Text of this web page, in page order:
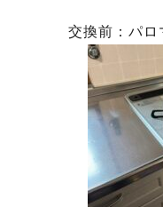
交換前：パ